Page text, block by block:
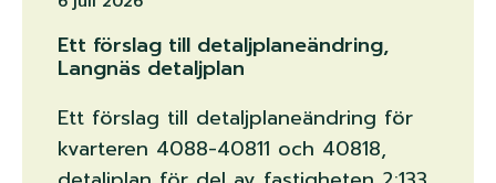
Ett förslag till detaljplaneändring,
Langnäs detaljplan
Ett förslag till detaljplaneändring för
kvarteren 4088-40811 och 40818,